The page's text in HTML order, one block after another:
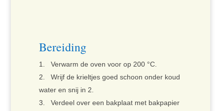
Bereiding
Verwarm de oven voor op 200 °C.
Wrijf de krieltjes goed schoon onder koud
water en snij in 2.
Verdeel over een bakplaat met bakpapier